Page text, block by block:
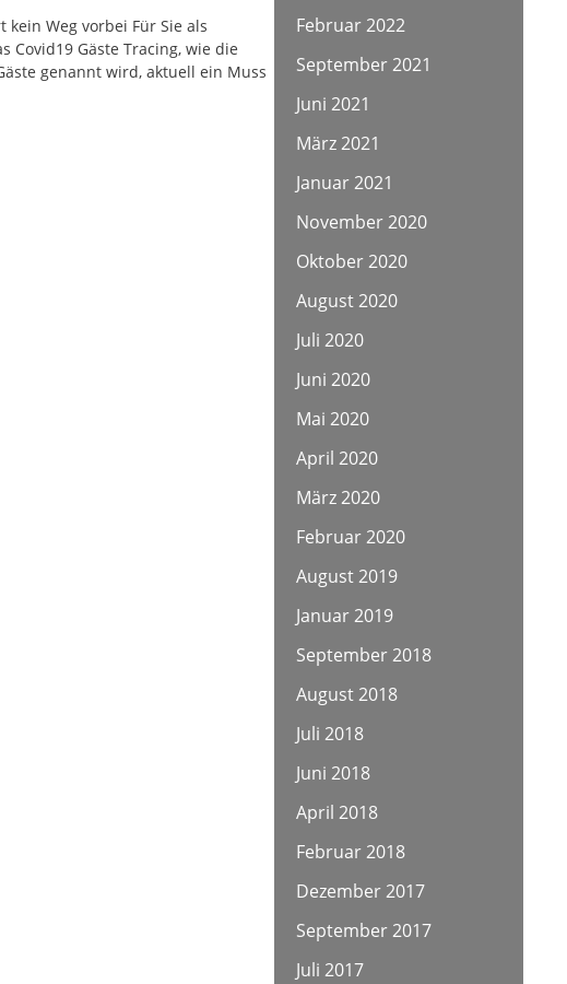
Weg vorbei Für Sie als
Covid19 Gäste Tracing, wie die
genannt wird, aktuell ein Muss
Februar 2022
September 2021
Juni 2021
März 2021
Januar 2021
November 2020
Oktober 2020
August 2020
Juli 2020
Juni 2020
Mai 2020
April 2020
März 2020
Februar 2020
August 2019
Januar 2019
September 2018
August 2018
Juli 2018
Juni 2018
April 2018
Februar 2018
Dezember 2017
September 2017
Juli 2017